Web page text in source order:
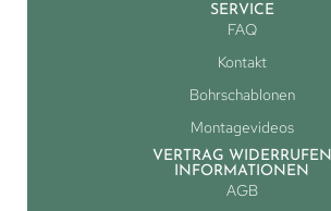
SERVICE
FAQ
Kontakt
Bohrschablonen
Montagevideos
VERTRAG WIDERRUFEN
INFORMATIONEN
AGB